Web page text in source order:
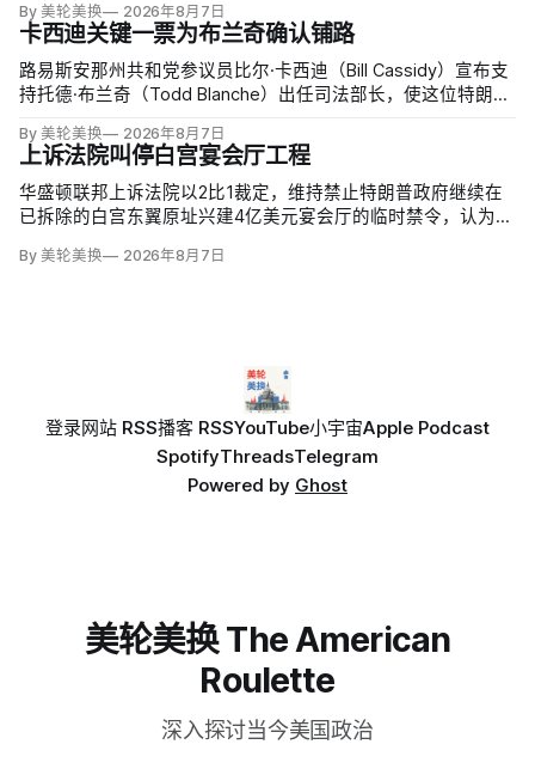
By 美轮美换 2026年8月7日
卡西迪关键一票为布兰奇确认铺路
路易斯安那州共和党参议员比尔·卡西迪（Bill Cassidy）宣布支
持托德·布兰奇（Todd Blanche）出任司法部长，使这位特朗普
By 美轮美换 2026年8月7日
上诉法院叫停白宫宴会厅工程
华盛顿联邦上诉法院以2比1裁定，维持禁止特朗普政府继续在
已拆除的白宫东翼原址兴建4亿美元宴会厅的临时禁令，认为该
保护信托去年起诉称，政府未获国会许可便拆除东翼并开建约9
By 美轮美换 2026年8月7日
登录网站 RSS播客 RSSYouTube小宇宙Apple Podcast
SpotifyThreadsTelegram
Powered by Ghost
美轮美换 The American
Roulette
深入探讨当今美国政治